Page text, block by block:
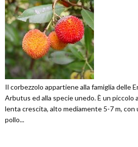
Il corbezzolo appartiene alla famiglia delle
Arbutus ed alla specie unedo. È un piccolo
lenta crescita, alto mediamente 5-7 m,
pollo...